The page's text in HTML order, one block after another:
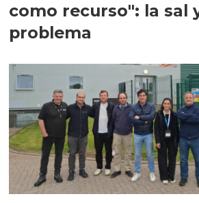
como recurso": la sal
problema